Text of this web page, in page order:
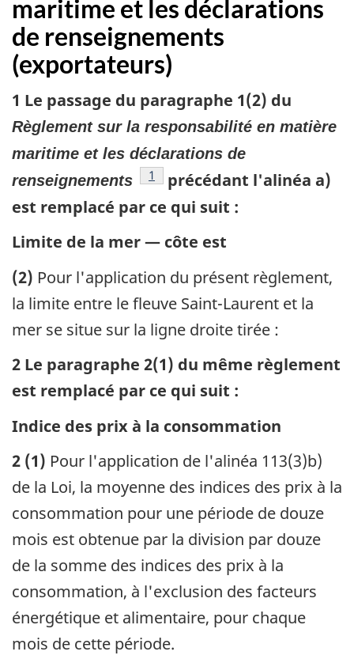
maritime et les déclarations
de renseignements
(exportateurs)
1 Le passage du paragraphe 1(2) du
Règlement sur la responsabilité en matière
maritime et les déclarations de
renseignements
référence
1
précédant l'alinéa a)
est remplacé par ce qui suit :
Limite de la mer — côte est
(2) Pour l'application du présent règlement,
la limite entre le fleuve Saint-Laurent et la
mer se situe sur la ligne droite tirée :
2 Le paragraphe 2(1) du même règlement
est remplacé par ce qui suit :
Indice des prix à la consommation
2 (1) Pour l'application de l'alinéa 113(3)b)
de la Loi, la moyenne des indices des prix à la
consommation pour une période de douze
mois est obtenue par la division par douze
de la somme des indices des prix à la
consommation, à l'exclusion des facteurs
énergétique et alimentaire, pour chaque
mois de cette période.